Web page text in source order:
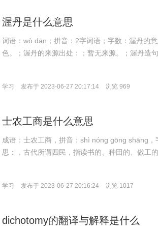
渥丹是什么意思
词语：wò dān；拼音：2字词语；字数：渥丹的
色。；渥丹的来源出处：；暂无来源。；渥丹造
学习 发布于 2023-06-27 20:17:14 浏览 969
士农工商是什么意思
成语：士农工商，拼音：shì nóng gōng shāng
思：，古代所谓四民，指读书的、种田的、做工
学习 发布于 2023-06-27 20:16:24 浏览 1017
dichotomy的翻译与解释是什么